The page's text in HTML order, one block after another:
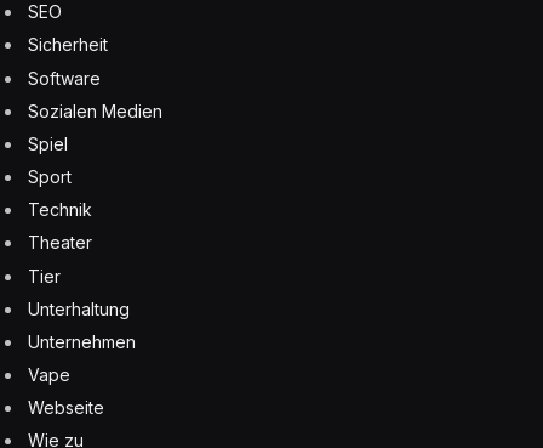
SEO
Sicherheit
Software
Sozialen Medien
Spiel
Sport
Technik
Theater
Tier
Unterhaltung
Unternehmen
Vape
Webseite
Wie zu